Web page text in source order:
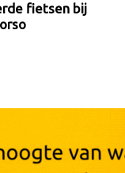
fietsen bij